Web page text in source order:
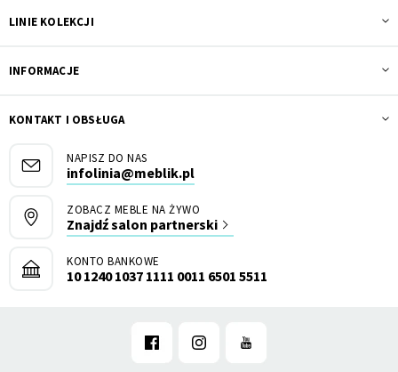
LINIE KOLEKCJI
INFORMACJE
KONTAKT I OBSŁUGA
NAPISZ DO NAS
infolinia@meblik.pl
ZOBACZ MEBLE NA ŻYWO
Znajdź salon partnerski
KONTO BANKOWE
10 1240 1037 1111 0011 6501 5511